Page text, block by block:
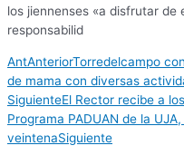
los jiennenses «a disfrutar
responsabilid
AntAnteriorTorredelcampo
de mama con diversas
SiguienteEl Rector recibe a
Programa PADUAN de la
veintenaSiguiente